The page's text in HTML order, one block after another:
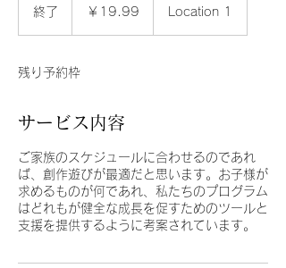
終了 ￥19.99 Location 1
残り予約枠
サービス内容
ご家族のスケジュールに合わせるのであれ
ば、創作遊びが最適だと思います。お子様が
求めるものが何であれ、私たちのプログラム
はどれもが健全な成長を促すためのツールと
支援を提供するように考案されています。